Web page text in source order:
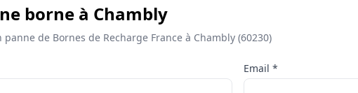
borne à Chambly
de Bornes de Recharge France à Chambly (60230)
Email *